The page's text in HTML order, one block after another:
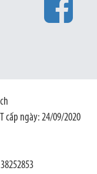
cấp ngày: 24/09/2020